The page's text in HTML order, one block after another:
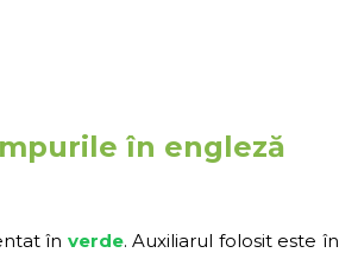
în engleză
în verde. Auxiliarul folosit este în